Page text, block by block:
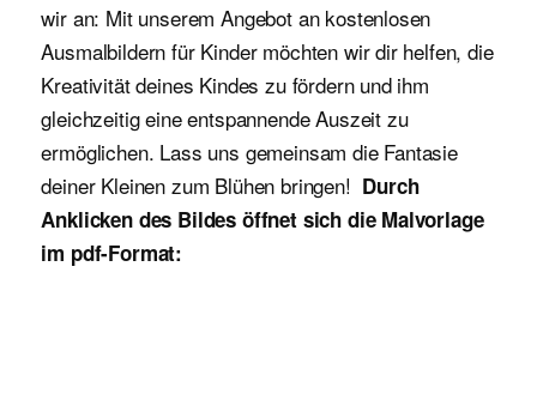
wir an: Mit unserem Angebot an kostenlosen
Ausmalbildern für Kinder möchten wir dir helfen, die
Kreativität deines Kindes zu fördern und ihm
gleichzeitig eine entspannende Auszeit zu
ermöglichen. Lass uns gemeinsam die Fantasie
deiner Kleinen zum Blühen bringen! Durch
Anklicken des Bildes öffnet sich die Malvorlage
im pdf-Format: